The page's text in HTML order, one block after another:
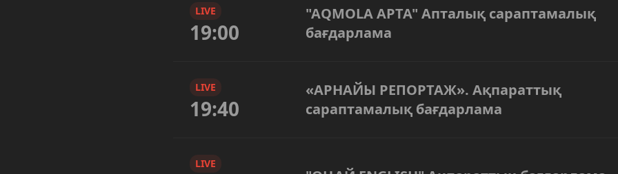
LIVE
19:00
"AQMOLA APTA" Апталық сараптамалық
бағдарлама
LIVE
19:40
«АРНАЙЫ РЕПОРТАЖ». Ақпараттық
сараптамалық бағдарлама
LIVE